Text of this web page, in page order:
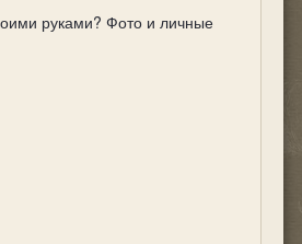
руками? Фото и личные